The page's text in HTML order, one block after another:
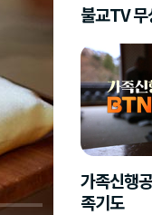
불교TV
가족신행
족기도